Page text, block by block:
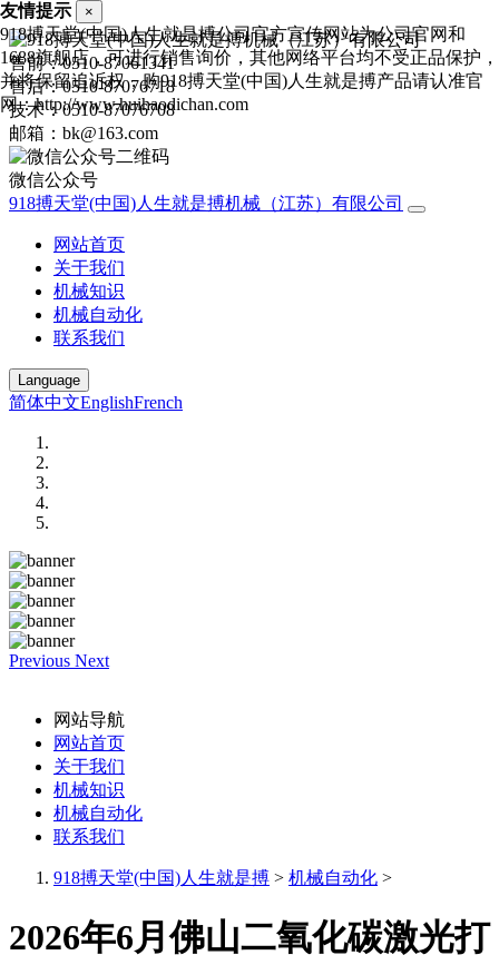
售前：0510-87061341
售后：0510-87076718
技术：0510-87076708
邮箱：bk@163.com
微信公众号
918搏天堂(中国)人生就是搏机械（江苏）有限公司
网站首页
关于我们
机械知识
机械自动化
联系我们
Language
简体中文EnglishFrench
Previous Next
网站导航
网站首页
关于我们
机械知识
机械自动化
联系我们
918搏天堂(中国)人生就是搏 > 机械自动化 >
2026年6月佛山二氧化碳激光打
友情提示 ×
918搏天堂(中国)人生就是搏公司官方宣传网站为公司官网和
1688旗舰店，可进行销售询价，其他网络平台均不受正品保护，
并将保留追诉权，购918搏天堂(中国)人生就是搏产品请认准官
网：http://www.huihaodichan.com